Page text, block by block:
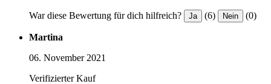
War diese Bewertung für dich hilfreich? Ja (6) Nein (0)
Martina
06. November 2021
Verifizierter Kauf